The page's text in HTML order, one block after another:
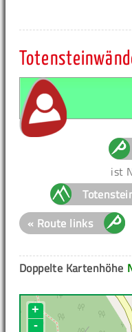
ist
« Route links
Doppelte Kartenhöhe
+
-